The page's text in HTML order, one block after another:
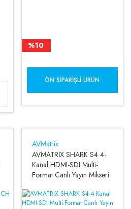
%10
ÖN SIPARIŞLI ÜRÜN
AVMatrix
AVMATRİX SHARK S4 4-
Kanal HDMI-SDI Multi-
Format Canlı Yayın Mikseri